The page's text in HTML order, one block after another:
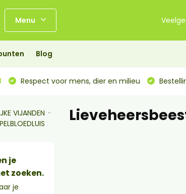
Menu
Blog
Respect voor mens, dier en milieu
VIJANDEN -
je
zoeken.
je